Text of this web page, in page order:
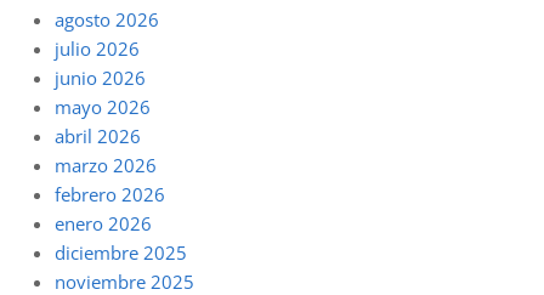
agosto 2026
julio 2026
junio 2026
mayo 2026
abril 2026
marzo 2026
febrero 2026
enero 2026
diciembre 2025
noviembre 2025